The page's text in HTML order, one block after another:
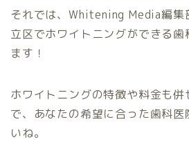
それでは、Whitening Media編集
立区でホワイトニングができる
ます！
ホワイトニングの特徴や料金も併
で、あなたの希望に合った歯科
いね。